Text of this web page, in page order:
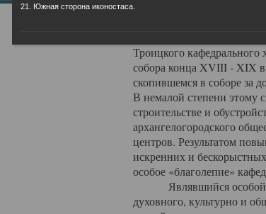
шитьем, многочисленными
неповторимый
поражающий
Троицкого
собора конца XVIII - XIX
скопившемся в соборе за
В немалой степени этому
строительстве и
архангелогородского
центров. Результатом
искренних и
особое «благолепие»
Являвшийся особой
духовного, культурно и
21. Южная сторона иконостаса.